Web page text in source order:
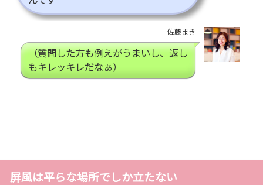
佐藤まき
（質問した方も例えがうまいし、返し
もキレッキレだなぁ）
屏風は平らな場所でしか立たない